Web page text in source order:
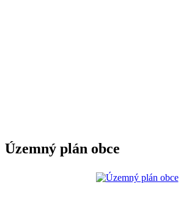
Územný plán obce